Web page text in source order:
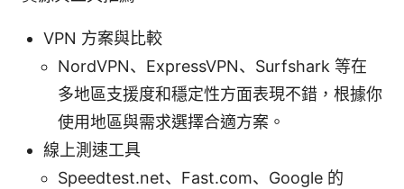
VPN 方案與比較
NordVPN、ExpressVPN、Surfshark 等在
多地區支援度和穩定性方面表現不錯，根據你
使用地區與需求選擇合適方案。
線上測速工具
Speedtest.net、Fast.com、Google 的